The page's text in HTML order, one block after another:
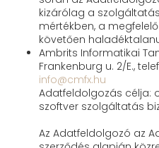
kizárólag a
mértékben, a
követően
Ambrits Informatikai
Frankenburg u. 2/E.,
info@cmfx.hu
Adatfeldolgozás célja:
szoftver szolgáltatás
Az Adatfeldolgozó az